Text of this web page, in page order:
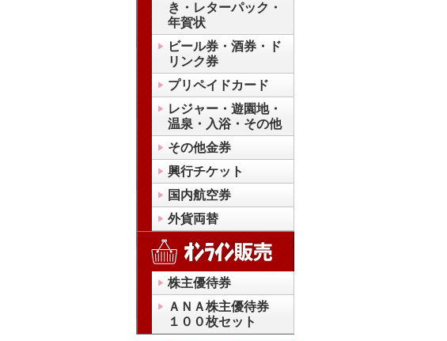
き・レターパック・
年賀状
ビール券・酒券・ド
リンク券
プリペイドカード
レジャー・遊園地・
温泉・入浴・その他
その他金券
興行チケット
国内航空券
外貨両替
株主優待券
ＡＮＡ株主優待券
１００枚セット